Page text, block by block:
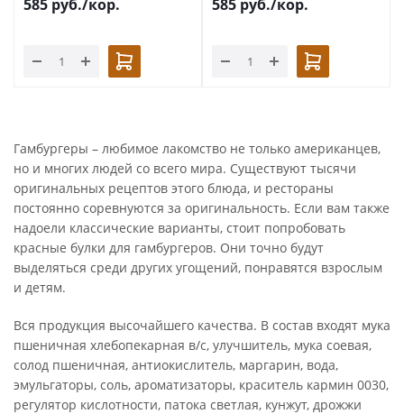
585 руб./кор. 585 руб./кор.
Гамбургеры – любимое лакомство не только американцев,
но и многих людей со всего мира. Существуют тысячи
оригинальных рецептов этого блюда, и рестораны
постоянно соревнуются за оригинальность. Если вам также
надоели классические варианты, стоит попробовать
красные булки для гамбургеров. Они точно будут
выделяться среди других угощений, понравятся взрослым
и детям.
Вся продукция высочайшего качества. В состав входят мука
пшеничная хлебопекарная в/с, улучшитель, мука соевая,
солод пшеничная, антиокислитель, маргарин, вода,
эмульгаторы, соль, ароматизаторы, краситель кармин 0030,
регулятор кислотности, патока светлая, кунжут, дрожжи